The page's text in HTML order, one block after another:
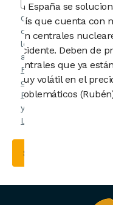
En España se
país que cuenta con
con centrales
incidente. Deben de
centrales que ya
muy volátil en el
problemáticos
Confirmo
que he
leído y
acepto la
Política
de
Privacidad
y el
Legal